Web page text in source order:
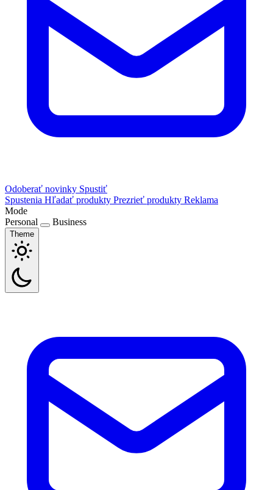
Odoberať novinky Spustiť
Spustenia Hľadať produkty Prezrieť produkty Reklama
Mode
Personal
Business
Theme